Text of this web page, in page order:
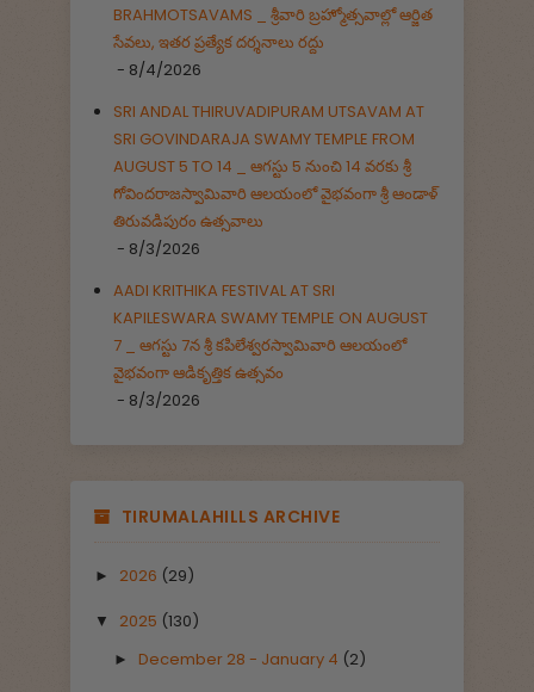
BRAHMOTSAVAMS _ శ్రీవారి బ్రహ్మోత్సవాల్లో ఆర్జిత
సేవలు, ఇతర ప్రత్యేక దర్శనాలు రద్దు
- 8/4/2026
SRI ANDAL THIRUVADIPURAM UTSAVAM AT
SRI GOVINDARAJA SWAMY TEMPLE FROM
AUGUST 5 TO 14 _ ఆగస్టు 5 నుంచి 14 వరకు శ్రీ
గోవిందరాజస్వామివారి ఆలయంలో వైభవంగా శ్రీ ఆండాళ్
తిరువడిపురం ఉత్సవాలు
- 8/3/2026
AADI KRITHIKA FESTIVAL AT SRI
KAPILESWARA SWAMY TEMPLE ON AUGUST
7 _ ఆగస్టు 7న శ్రీ కపిలేశ్వరస్వామివారి ఆలయంలో
వైభవంగా ఆడికృత్తిక ఉత్సవం
- 8/3/2026
TIRUMALAHILLS ARCHIVE
► 2026 (29)
▼ 2025 (130)
► December 28 - January 4 (2)